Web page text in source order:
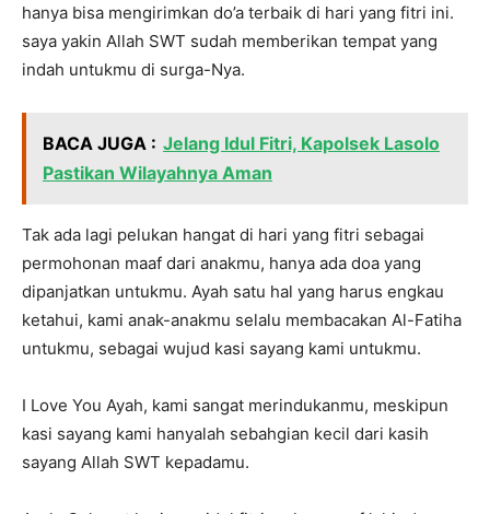
hanya bisa mengirimkan do’a terbaik di hari yang fitri ini.
saya yakin Allah SWT sudah memberikan tempat yang
indah untukmu di surga-Nya.
BACA JUGA : Jelang Idul Fitri, Kapolsek Lasolo
Pastikan Wilayahnya Aman
Tak ada lagi pelukan hangat di hari yang fitri sebagai
permohonan maaf dari anakmu, hanya ada doa yang
dipanjatkan untukmu. Ayah satu hal yang harus engkau
ketahui, kami anak-anakmu selalu membacakan Al-Fatiha
untukmu, sebagai wujud kasi sayang kami untukmu.
I Love You Ayah, kami sangat merindukanmu, meskipun
kasi sayang kami hanyalah sebahgian kecil dari kasih
sayang Allah SWT kepadamu.